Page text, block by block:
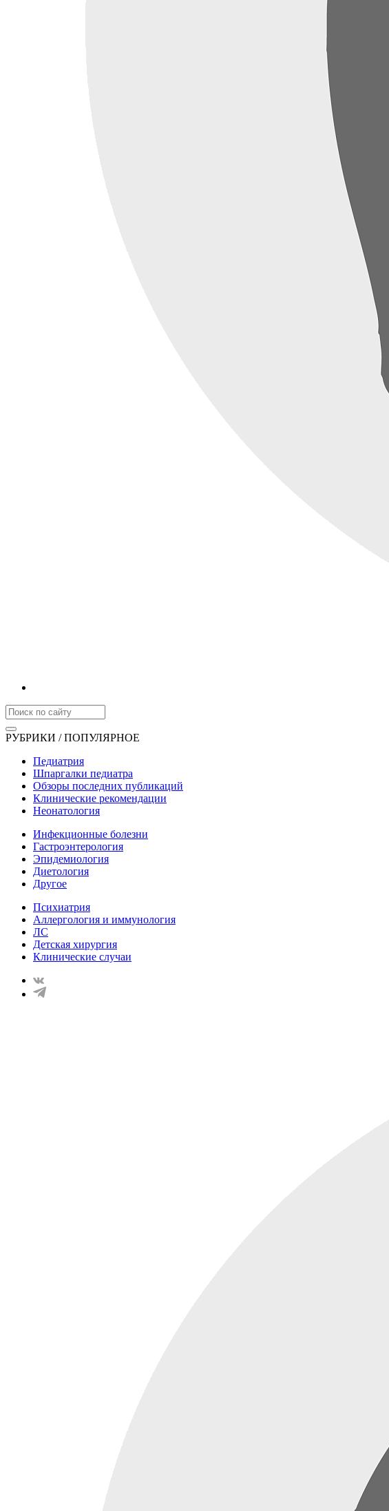
РУБРИКИ / ПОПУЛЯРНОЕ
Педиатрия
Шпаргалки педиатра
Обзоры последних публикаций
Клинические рекомендации
Неонатология
Инфекционные болезни
Гастроэнтерология
Эпидемиология
Диетология
Другое
Психиатрия
Аллергология и иммунология
ЛС
Детская хирургия
Клинические случаи